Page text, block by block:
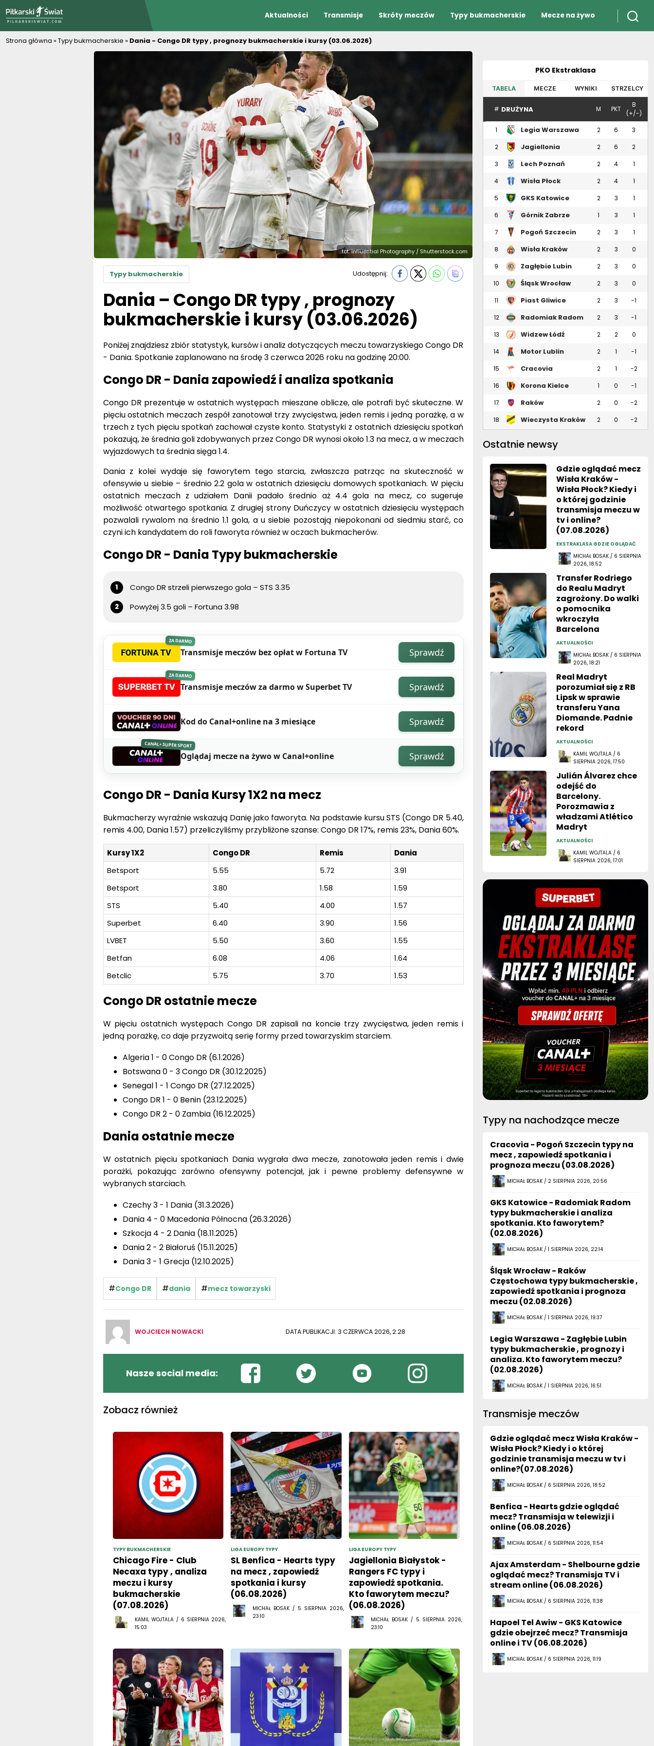
Aktualności Transmisje Skróty meczów Typy bukmacherskie Mecze na żywo
Strona główna »Typy bukmacherskie » Dania - Congo DR typy , prognozy bukmacherskie i kursy (03.06.2026)
fot. Influential Photography / Shutterstock.com
Typy bukmacherskie Udostępnij:
Dania – Congo DR typy , prognozy
bukmacherskie i kursy (03.06.2026)
Poniżej znajdziesz zbiór statystyk, kursów i analiz dotyczących meczu towarzyskiego Congo DR
- Dania. Spotkanie zaplanowano na środę 3 czerwca 2026 roku na godzinę 20:00.
Congo DR - Dania zapowiedź i analiza spotkania
Congo DR prezentuje w ostatnich występach mieszane oblicze, ale potrafi być skuteczne. W
pięciu ostatnich meczach zespół zanotował trzy zwycięstwa, jeden remis i jedną porażkę, a w
trzech z tych pięciu spotkań zachował czyste konto. Statystyki z ostatnich dziesięciu spotkań
pokazują, że średnia goli zdobywanych przez Congo DR wynosi około 1.3 na mecz, a w meczach
wyjazdowych ta średnia sięga 1.4.
Dania z kolei wydaje się faworytem tego starcia, zwłaszcza patrząc na skuteczność w
ofensywie u siebie – średnio 2.2 gola w ostatnich dziesięciu domowych spotkaniach. W pięciu
ostatnich meczach z udziałem Danii padało średnio aż 4.4 gola na mecz, co sugeruje
możliwość otwartego spotkania. Z drugiej strony Duńczycy w ostatnich dziesięciu występach
pozwalali rywalom na średnio 1.1 gola, a u siebie pozostają niepokonani od siedmiu starć, co
czyni ich kandydatem do roli faworyta również w oczach bukmacherów.
Congo DR - Dania Typy bukmacherskie
Congo DR strzeli pierwszego gola – STS 3.35
Powyżej 3.5 goli – Fortuna 3.98
ZA DARMO
Transmisje meczów bez opłat w Fortuna TV Sprawdź
ZA DARMO
Transmisje meczów za darmo w Superbet TV Sprawdź
Kod do Canal+online na 3 miesiące Sprawdź
CANAL+ SUPER SPORT
Oglądaj mecze na żywo w Canal+online Sprawdź
Congo DR - Dania Kursy 1X2 na mecz
Bukmacherzy wyraźnie wskazują Danię jako faworyta. Na podstawie kursu STS (Congo DR 5.40,
remis 4.00, Dania 1.57) przeliczyliśmy przybliżone szanse: Congo DR 17%, remis 23%, Dania 60%.
Kursy 1X2 Congo DR Remis
Dania
Betsport
5.55 5.72
3.91
Betsport
3.80 1.58
1.59
STS
5.40 4.00
1.57
Superbet
6.40 3.90
1.56
LVBET
5.50 3.60
1.55
Betfan
6.08 4.06
1.64
Betclic
5.75 3.70 1.53
Congo DR ostatnie mecze
W pięciu ostatnich występach Congo DR zapisali na koncie trzy zwycięstwa, jeden remis i
jedną porażkę, co daje przyzwoitą serię formy przed towarzyskim starciem.
Algeria 1 - 0 Congo DR (6.1.2026)
Botswana 0 - 3 Congo DR (30.12.2025)
Senegal 1 - 1 Congo DR (27.12.2025)
Congo DR 1 - 0 Benin (23.12.2025)
Congo DR 2 - 0 Zambia (16.12.2025)
Dania ostatnie mecze
W ostatnich pięciu spotkaniach Dania wygrała dwa mecze, zanotowała jeden remis i dwie
porażki, pokazując zarówno ofensywny potencjał, jak i pewne problemy defensywne w
wybranych starciach.
Czechy 3 - 1 Dania (31.3.2026)
Dania 4 - 0 Macedonia Północna (26.3.2026)
Szkocja 4 - 2 Dania (18.11.2025)
Dania 2 - 2 Białoruś (15.11.2025)
Dania 3 - 1 Grecja (12.10.2025)
#Congo DR #dania #mecz towarzyski
WOJCIECH NOWACKI DATA PUBLIKACJI: 3 CZERWCA 2026, 2:28
Nasze social media:
Zobacz również
TYPY BUKMACHERSKIE
Chicago Fire - Club
Necaxa typy , analiza
meczu i kursy
bukmacherskie
(07.08.2026)
KAMIL WOJTALA / 6 SIERPNIA 2026,
15:03
LIGA EUROPY TYPY
SL Benfica - Hearts typy
na mecz , zapowiedź
spotkania i kursy
(06.08.2026)
MICHAŁ BOSAK / 5 SIERPNIA 2026,
23:10
LIGA EUROPY TYPY
Jagiellonia Białystok -
Rangers FC typy i
zapowiedź spotkania.
Kto faworytem meczu?
(06.08.2026)
MICHAŁ BOSAK / 5 SIERPNIA 2026,
23:10
PKO Ekstraklasa
TABELA MECZE WYNIKI STRZELCY
# DRUŻYNA M PKT
B
(+/-)
1
Legia Warszawa 2 6 3
2
Jagiellonia
2 6 2
3 Lech Poznań 2 4 1
4 Wisła Płock 2 4 1
5 GKS Katowice 2 3 1
6 Górnik Zabrze 1 3 1
7 Pogoń Szczecin 2 3 1
8 Wisła Kraków 2 3 0
9 Zagłębie Lubin 2 3 0
10 Śląsk Wrocław 2 3 0
11 Piast Gliwice 2 3 -1
12 Radomiak Radom 2 3 -1
13 Widzew Łódź 2 2 0
14 Motor Lublin 2 1 -1
15 Cracovia 2 1 -2
16 Korona Kielce 1 0 -1
17
Raków
2 0 -2
18 Wieczysta Kraków 2 0 -2
Ostatnie newsy
Gdzie oglądać mecz
Wisła Kraków -
Wisła Płock? Kiedy i
o której godzinie
transmisja meczu w
tv i online?
(07.08.2026)
EKSTRAKLASA GDZIE OGLĄDAĆ
MICHAŁ BOSAK / 6 SIERPNIA
2026, 18:52
Transfer Rodriego
do Realu Madryt
zagrożony. Do walki
o pomocnika
wkroczyła
Barcelona
AKTUALNOŚCI
MICHAŁ BOSAK / 6 SIERPNIA
2026, 18:21
Real Madryt
porozumiał się z RB
Lipsk w sprawie
transferu Yana
Diomande. Padnie
rekord
AKTUALNOŚCI
KAMIL WOJTALA / 6
SIERPNIA 2026, 17:50
Julián Álvarez chce
odejść do
Barcelony.
Porozmawia z
władzami Atlético
Madryt
AKTUALNOŚCI
KAMIL WOJTALA / 6
SIERPNIA 2026, 17:01
Typy na nachodzące mecze
Cracovia - Pogoń Szczecin typy na
mecz , zapowiedź spotkania i
prognoza meczu (03.08.2026)
MICHAŁ BOSAK / 2 SIERPNIA 2026, 20:56
GKS Katowice - Radomiak Radom
typy bukmacherskie i analiza
spotkania. Kto faworytem?
(02.08.2026)
MICHAŁ BOSAK / 1 SIERPNIA 2026, 22:14
Śląsk Wrocław - Raków
Częstochowa typy bukmacherskie ,
zapowiedź spotkania i prognoza
meczu (02.08.2026)
MICHAŁ BOSAK / 1 SIERPNIA 2026, 19:37
Legia Warszawa - Zagłębie Lubin
typy bukmacherskie , prognozy i
analiza. Kto faworytem meczu?
(02.08.2026)
MICHAŁ BOSAK / 1 SIERPNIA 2026, 16:51
Transmisje meczów
Gdzie oglądać mecz Wisła Kraków -
Wisła Płock? Kiedy i o której
godzinie transmisja meczu w tv i
online?(07.08.2026)
MICHAŁ BOSAK / 6 SIERPNIA 2026, 18:52
Benfica - Hearts gdzie oglądać
mecz? Transmisja w telewizji i
online (06.08.2026)
MICHAŁ BOSAK / 6 SIERPNIA 2026, 11:54
Ajax Amsterdam - Shelbourne gdzie
oglądać mecz? Transmisja TV i
stream online (06.08.2026)
MICHAŁ BOSAK / 6 SIERPNIA 2026, 11:38
Hapoel Tel Awiw - GKS Katowice
gdzie obejrzeć mecz? Transmisja
online i TV (06.08.2026)
MICHAŁ BOSAK / 6 SIERPNIA 2026, 11:19